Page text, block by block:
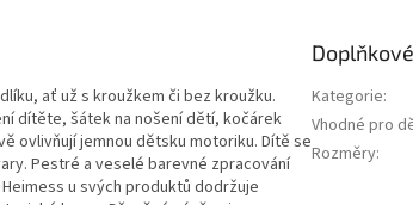
ať už s kroužkem či bez kroužku.
dítěte, šátek na nošení dětí, kočárek
ovlivňují jemnou dětsku motoriku. Dítě se
Pestré a veselé barevné zpracování
u svých produktů dodržuje
Kategorie:
Vhodné pro
Rozměry: